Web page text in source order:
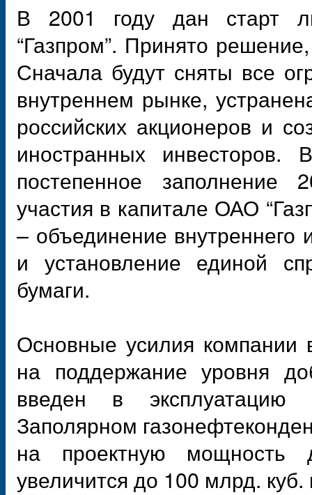
В 2001 году дан старт
“Газпром”. Принято
Сначала будут сняты все
внутреннем рынке,
российских акционеров и
иностранных инвесторов.
постепенное заполнение
участия в капитале ОАО
– объединение
и установление единой
бумаги.
Основные усилия
на поддержание уровня
введен в
Заполярном
на проектную мощность
увеличится до 100 млрд. куб.